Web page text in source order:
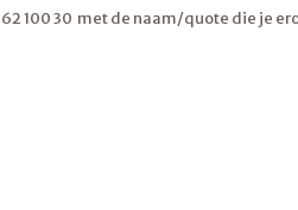
100 30 met de naam/quote die je